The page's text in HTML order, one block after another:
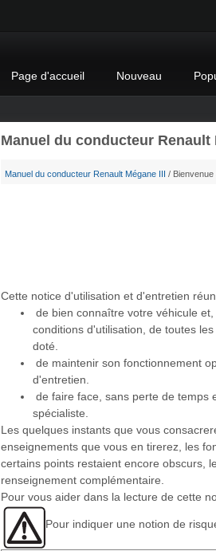
Page d'accueil Nouveau
Manuel du conducteur
Manuel du conducteur Renault Mégane III /
Cette notice d'utilisation et d'entretien
de bien connaître votre véhicule
conditions d'utilisation, de toutes
doté.
de maintenir son fonctionnement
d'entretien.
de faire face, sans perte de temps
spécialiste.
Les quelques instants que vous
enseignements que vous en tirerez, les
certains points restaient encore obscurs,
renseignement complémentaire.
Pour vous aider dans la lecture de cette
Pour indiquer une notion de